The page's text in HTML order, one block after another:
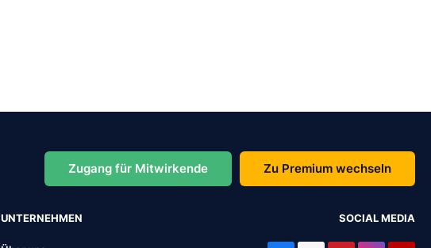
Zugang für Mitwirkende Zu Premium wechseln
UNTERNEHMEN SOCIAL MEDIA